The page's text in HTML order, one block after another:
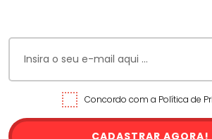
Concordo com a Política de
CADASTRAR AGORA!